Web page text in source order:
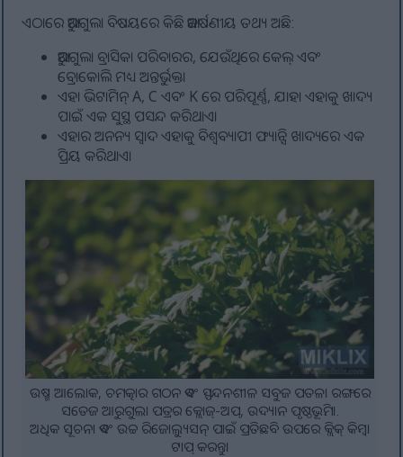
ଏଠାରେ ଆରୁଗୁଲା ବିଷୟରେ କିଛି ଆକର୍ଷଣୀୟ ତଥ୍ୟ ଅଛି:
ଆରୁଗୁଲା ବ୍ରାସିକା ପରିବାରର, ଯେଉଁଥିରେ କେଲ୍ ଏବଂ
ବ୍ରୋକୋଲି ମଧ୍ୟ ଅନ୍ତର୍ଭୁକ୍ତ।
ଏହା ଭିଟାମିନ୍ A, C ଏବଂ K ରେ ପରିପୂର୍ଣ୍ଣ, ଯାହା ଏହାକୁ ଖାଦ୍ୟ
ପାଇଁ ଏକ ସୁସ୍ଥ ପସନ୍ଦ କରିଥାଏ।
ଏହାର ଅନନ୍ୟ ସ୍ୱାଦ ଏହାକୁ ବିଶ୍ୱବ୍ୟାପୀ ଫ୍ୟାନ୍ସି ଖାଦ୍ୟରେ ଏକ
ପ୍ରିୟ କରିଥାଏ।
ଉଷ୍ମ ଆଲୋକ, ଚମତ୍କାର ଗଠନ ଏବଂ ସ୍ପନ୍ଦନଶୀଳ ସବୁଜ ପତଳା ରଙ୍ଗରେ
ସତେଜ ଆରୁଗୁଲା ପତ୍ରର କ୍ଲୋଜ୍-ଅପ୍, ଉଦ୍ୟାନ ପୃଷ୍ଠଭୂମି।.
ଅଧିକ ସୂଚନା ଏବଂ ଉଚ୍ଚ ରିଜୋଲ୍ୟୁସନ୍ ପାଇଁ ପ୍ରତିଛବି ଉପରେ କ୍ଲିକ୍ କିମ୍ବା
ଟାପ୍ କରନ୍ତୁ।